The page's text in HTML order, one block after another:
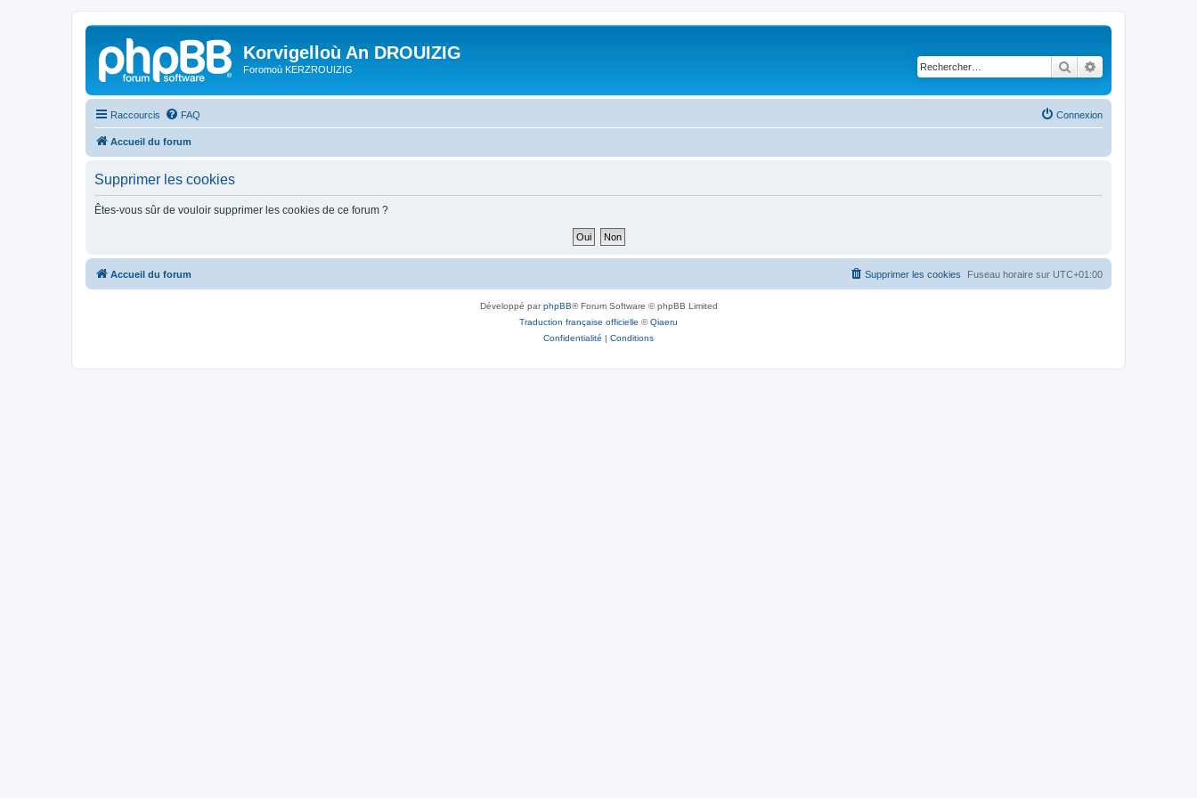
Korvigelloù An DROUIZIG
Foromoù KERZROUIZIG Rechercher
Raccourcis FAQ Connexion
Accueil du forum
Supprimer les cookies
Êtes-vous sûr de vouloir supprimer les cookies de ce forum ?
Accueil du forum Fuseau horaire sur UTC+01:00
Supprimer les cookies
Développé parphpBB® Forum Software © phpBB Limited
Traduction française officielle ©Qiaeru
Confidentialité | Conditions